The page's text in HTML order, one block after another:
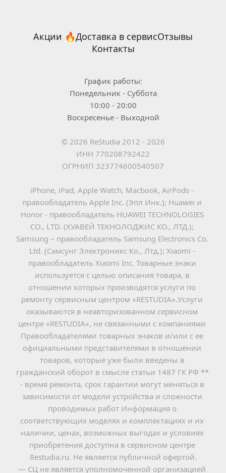
Акции 🔥Доставка в сервисОтзывы
Контакты
График работы:
Понедельник - Суббота
10:00 - 20:00
Воскресенье - Выходной
© 2026 ReStudia 2012 - 2026
ИНН 770208792422
ОГРНИП 323774600540507
iPhone, iPad, Apple Watch, Macbook, AirPods -
правообладатель Apple Inc. (Эпл Инк.); Huawei и
Honor - правообладатель HUAWEI TECHNOLOGIES
CO., LTD. (ХУАВЕЙ ТЕКНОЛОДЖИС КО., ЛТД.);
Samsung – правообладатель Samsung Electronics Co.
Ltd. (Самсунг Электроникс Ко., Лтд.); Xiaomi -
правообладатель Xiaomi Inc. Товарные знаки
используется с целью описания товара, в
отношении которых производятся услуги по
ремонту сервисным центром «RESTUDIA».Услуги
оказываются в неавторизованном сервисном
центре «RESTUDIA», не связанными с компаниями
Правообладателями товарных знаков и/или с ее
официальными представителями в отношении
товаров, которые уже были введены в
гражданский оборот в смысле статьи 1487 ГК РФ **
- время ремонта, срок гарантии могут меняться в
зависимости от модели устройства и сложности
проводимых работ Информация о
соответствующих моделях и комплектациях и их
наличии, ценах, возможных выгодах и условиях
приобретения доступна в сервисном центре
Restudia.ru. Не является публичной офертой.
— СЦ не является уполномоченной организацией